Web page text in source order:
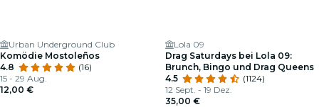
Urban Underground Club
Komödie Mostoleños
4.8
(16)
15 - 29 Aug.
12,00 €
Lola 09
Drag Saturdays bei Lola 09:
Brunch, Bingo und Drag Queens
4.5
(1124)
12 Sept. - 19 Dez.
35,00 €